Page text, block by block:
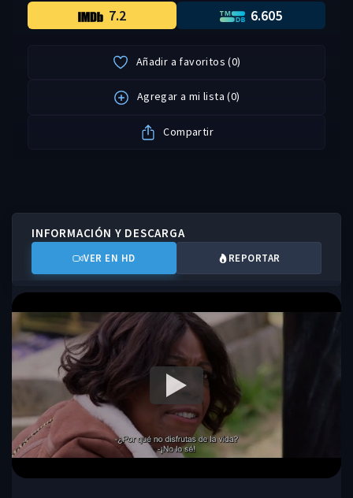
7.2 6.605
Añadir a favoritos (0)
Agregar a mi lista (0)
Compartir
INFORMACIÓN Y DESCARGA
VER EN HD REPORTAR